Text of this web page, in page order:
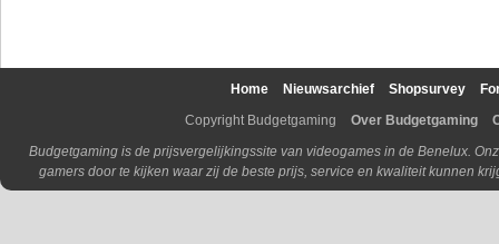
Home Nieuwsarchief Shopsurvey
Copyright Budgetgaming
Over Budgetgaming
Budgetgaming is de prijsvergelijkingssite van videogames in de Benelux.
gamers door te kijken waar zij de beste prijs, service en kwaliteit kunnen